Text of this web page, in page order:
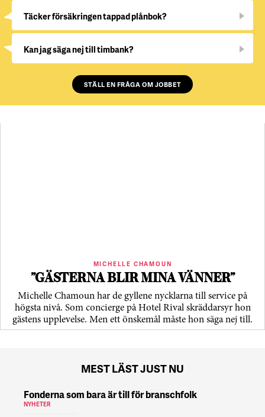
Täcker försäkringen tappad plånbok?
Kan jag säga nej till timbank?
STÄLL EN FRÅGA OM JOBBET
MICHELLE CHAMOUN
”GÄSTERNA BLIR MINA VÄNNER”
Michelle Chamoun har de gyllene nycklarna till service på
högsta nivå. Som concierge på Hotel Rival skräddarsyr hon
gästens upp­levelse. Men ett önskemål måste hon säga nej till.
MEST LÄST JUST NU
Fonderna som bara är till för branschfolk
NYHETER